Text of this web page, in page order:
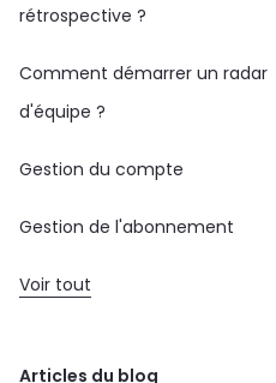
rétrospective ?
Comment démarrer un radar
d'équipe ?
Gestion du compte
Gestion de l'abonnement
Voir tout
Articles du blog